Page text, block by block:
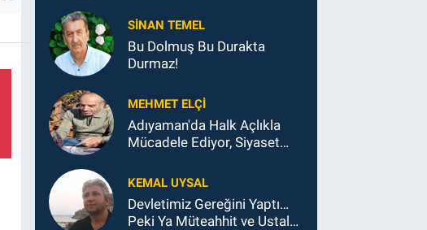
SINAN TEMEL
Bu Dolmuş Bu Durakta
Durmaz!
MEHMET ELÇI
Adıyaman'da Halk Açlıkla
Mücadele Ediyor, Siyaset
KEMAL UYSAL
Devletimiz Gereğini Yaptı…
Peki Ya Müteahhit ve Ustalar